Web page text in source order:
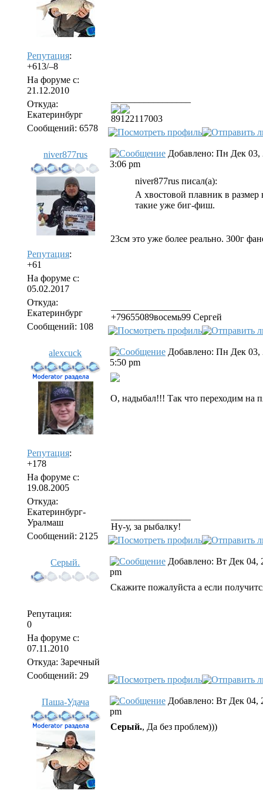
Репутация:
+613/–8
На форуме с:
21.12.2010
Откуда:
Екатеринбург
Сообщений: 6578
89122117003
niver877rus
Репутация:
+61
На форуме с:
05.02.2017
Откуда:
Екатеринбург
Сообщений: 108
Добавлено: Пн Дек 03,
3:06 pm
niver877rus писал(а):
А хвостовой плавник в размер
такие уже биг-фиш.
23см это уже более реально. 300г
+79655089восемь99 Сергей
alexcuck
Репутация:
+178
На форуме с:
19.08.2005
Откуда:
Екатеринбург-
Уралмаш
Сообщений: 2125
Добавлено: Пн Дек 03,
5:50 pm
О, надыбал!!! Так что переходим на
Ну-у, за рыбалку!
Серый.
Репутация:
0
На форуме с:
07.11.2010
Откуда: Заречный
Сообщений: 29
Добавлено: Вт Дек 04,
pm
Скажите пожалуйста а если
Паша-Удача
Добавлено: Вт Дек 04,
pm
Серый., Да без проблем)))